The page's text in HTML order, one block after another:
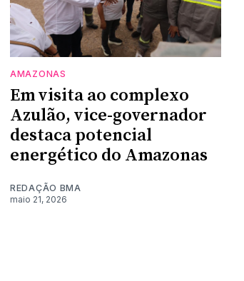
AMAZONAS
Em visita ao complexo
Azulão, vice-governador
destaca potencial
energético do Amazonas
REDAÇÃO BMA
maio 21, 2026